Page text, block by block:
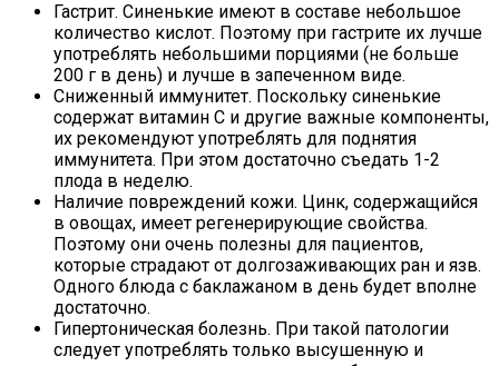
Гастрит. Синенькие имеют в составе небольшое
количество кислот. Поэтому при гастрите их лучше
употреблять небольшими порциями (не больше
200 г в день) и лучше в запеченном виде.
Сниженный иммунитет. Поскольку синенькие
содержат витамин С и другие важные компоненты,
их рекомендуют употреблять для поднятия
иммунитета. При этом достаточно съедать 1-2
плода в неделю.
Наличие повреждений кожи. Цинк, содержащийся
в овощах, имеет регенерирующие свойства.
Поэтому они очень полезны для пациентов,
которые страдают от долгозаживающих ран и язв.
Одного блюда с баклажаном в день будет вполне
достаточно.
Гипертоническая болезнь. При такой патологии
следует употреблять только высушенную и